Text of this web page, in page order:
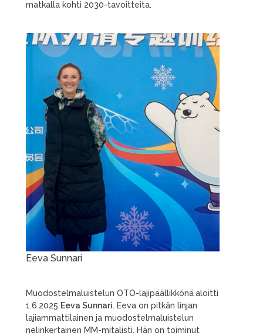
matkalla kohti 2030-tavoitteita.
Eeva Sunnari
Muodostelmaluistelun OTO-lajipäällikkönäaloitti
1.6.2025 Eeva Sunnari. Eeva on pitkän linjan
lajiammattilainen ja muodostelmaluistelun
nelinkertainen MM-mitalisti. Hän on toiminut